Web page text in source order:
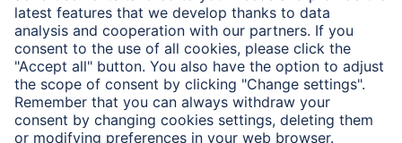
Prędkość transferu 40 MB/s
Właściwości elektrotechniczne
Pojemność pamięci 16 GB